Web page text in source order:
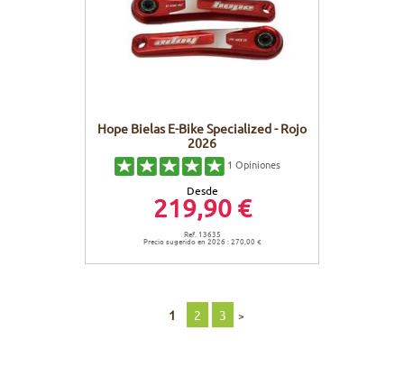
Hope Bielas E-Bike Specialized - Rojo
2026
1 Opiniones
Desde
219,90 €
Ref. 13635
Precio sugerido en 2026 : 270,00 €
1 2 3 >